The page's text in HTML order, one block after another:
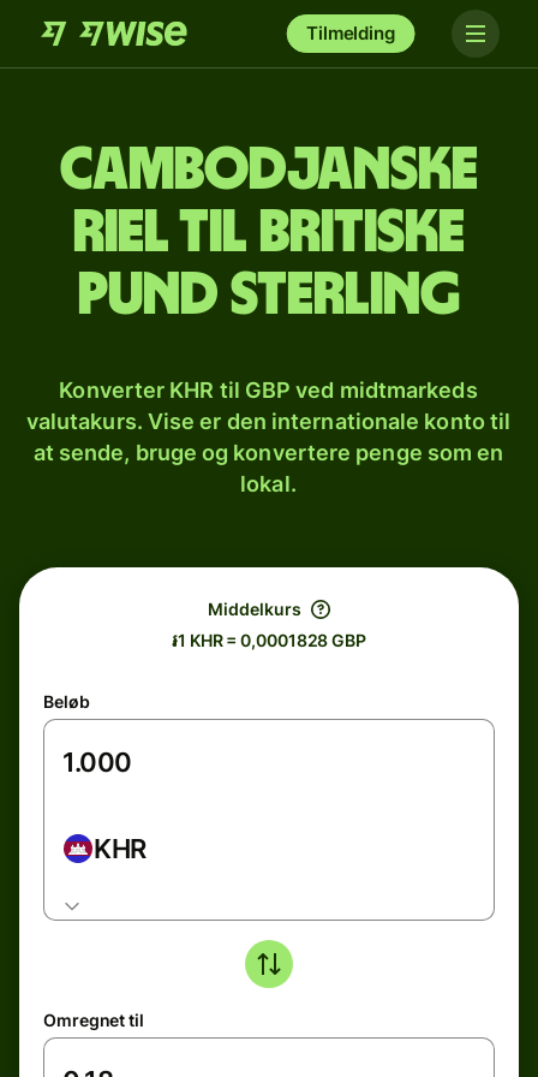
Tilmelding
Cambodjanske
riel til britiske
pund sterling
Konverter KHR til GBP ved midtmarkeds
valutakurs. Vise er den internationale konto til
at sende, bruge og konvertere penge som en
lokal.
Middelkurs
៛1 KHR = 0,0001828 GBP
Beløb
KHR
Omregnet til